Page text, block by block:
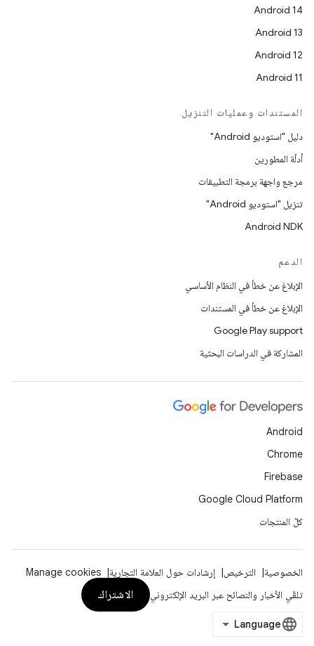
Android 14
Android 13
Android 12
Android 11
المستندات وعمليات التنزيل
دليل "استوديو Android"
أدلّة المطورين
مرجع واجهة برمجة التطبيقات
تنزيل "استوديو Android"
Android NDK
الدعم
الإبلاغ عن خطأ في النظام الأساسي
الإبلاغ عن خطأ في المستندات
Google Play support
المشاركة في الدراسات البحثية
Android
Chrome
Firebase
Google Cloud Platform
كلّ المنتجات
الخصوصية الترخيص إرشادات حول العلامة التجارية
Manage cookies
تلقّي الأخبار والنصائح عبر البريد الإلكتروني
الاشتراك